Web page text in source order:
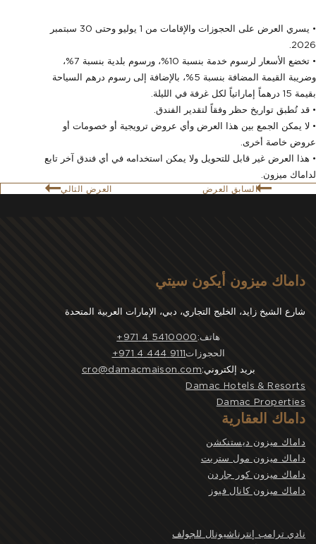
• يسري العرض على الحجوزات والإقامات من 1 يوليو وحتى 30 سبتمبر
2026.
• تخضع الأسعار لرسوم خدمة بنسبة 10%، ورسوم بلدية بنسبة 7%،
وضريبة القيمة المضافة بنسبة 5%، بالإضافة إلى رسوم درهم السياحة
بقيمة 15 درهماً إماراتياً لكل غرفة في الليلة.
• قد تُطبق تواريخ حظر وفقاً لتقدير الفندق.
• لا يمكن الجمع بين هذا العرض وأي عروض ترويجية أو خصومات أو
عروض خاصة أخرى.
• هذا العرض غير قابل للتحويل ولا يمكن استخدامه في أي فندق آخر تابع
لداماك ميزون.
السابق العرض
العرض التالي
داماك ميزون أيكون سيتي
شارع الشيخ زايد، الخليج التجاري، دبي، الإمارات العربية المتحدة
هاتف: 5410000 4 971+
الحجوزات9111 444 4 971+
بريد إلكتروني:cro@damacmaison.com
Damac Hotels & Resorts
Damac Properties
داماك العقارية
داماك ميزون ديستنكشن
داماك ميزون مول ستريت
داماك ميزون كور جاردن
داماك ميزون كانال فيوز
نادي ترامب إنترناشيونال للجولف